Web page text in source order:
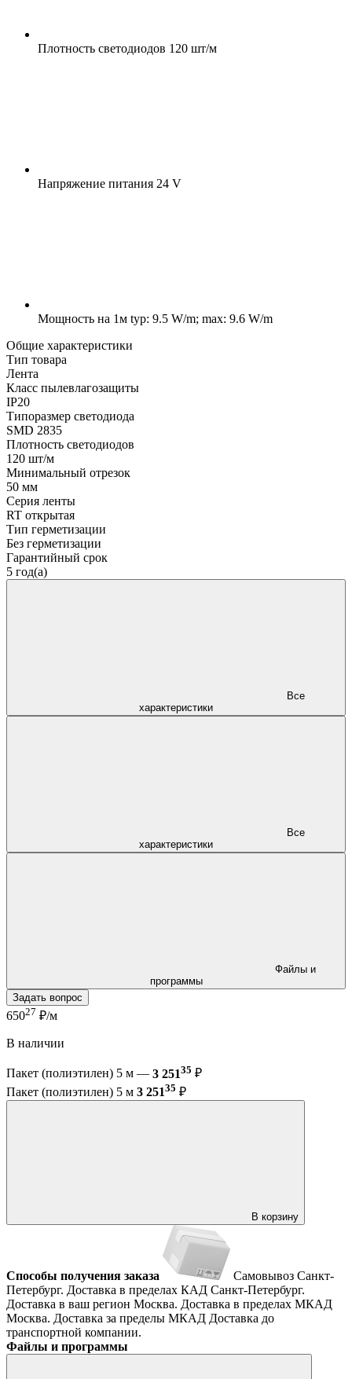
Плотность светодиодов 120 шт/м
Напряжение питания 24 V
Мощность на 1м typ: 9.5 W/m; max: 9.6 W/m
Общие характеристики
Тип товара
Лента
Класс пылевлагозащиты
IP20
Типоразмер светодиода
SMD 2835
Плотность светодиодов
120 шт/м
Минимальный отрезок
50 мм
Серия ленты
RT открытая
Тип герметизации
Без герметизации
Гарантийный срок
5 год(а)
характеристики
характеристики
программы
Задать вопрос
65027 ₽/м
В наличии
Пакет (полиэтилен) 5 м — 3 25135 ₽
Пакет (полиэтилен) 5 м 3 25135 ₽
В корзину
Способы получения заказа Самовывоз Санкт-
Петербург. Доставка в пределах КАД Санкт-Петербург.
Доставка в ваш регион Москва. Доставка в пределах МКАД
Москва. Доставка за пределы МКАД Доставка до
транспортной компании.
Файлы и программы